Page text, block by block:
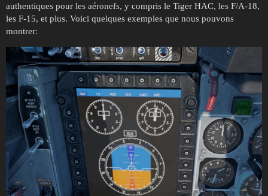
authentiques pour les aéronefs, y compris le Tiger HAC, les F/A-18,
les F-15, et plus. Voici quelques exemples que nous pouvons
montrer: